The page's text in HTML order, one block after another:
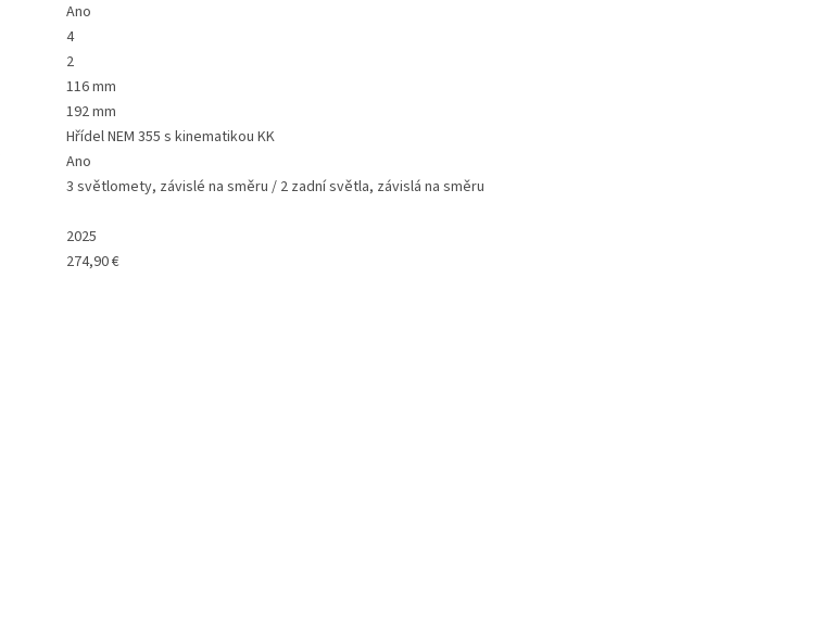
Ano
4
2
116 mm
192 mm
Hřídel NEM 355 s kinematikou KK
Ano
3 světlomety, závislé na směru / 2 zadní světla, závislá na směru
2025
274,90 €